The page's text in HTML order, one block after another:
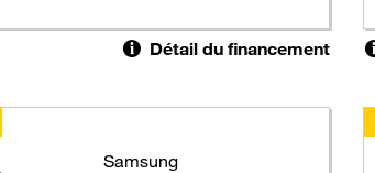
Détail du financement
Samsung